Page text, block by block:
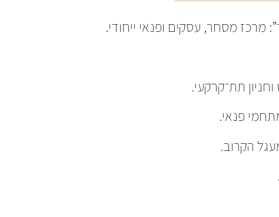
מרכז מסחר, עסקים ופנאי ייחודי.
תת־קרקעי.